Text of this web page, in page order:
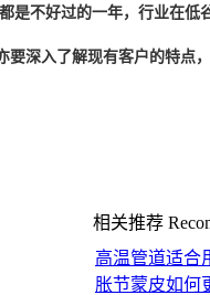
是不好过的一年，行业在低
深入了解现有客户的特点
相关推荐
高温管道适合
胀节蒙皮如何